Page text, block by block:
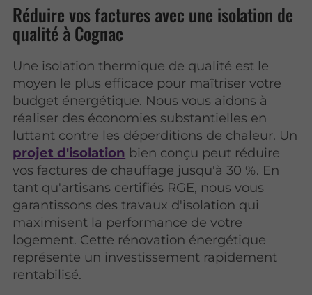
Réduire vos factures avec une isolation de
qualité à Cognac
Une isolation thermique de qualité est le
moyen le plus efficace pour maîtriser votre
budget énergétique. Nous vous aidons à
réaliser des économies substantielles en
luttant contre les déperditions de chaleur. Un
projet d'isolation bien conçu peut réduire
vos factures de chauffage jusqu'à 30 %. En
tant qu'artisans certifiés RGE, nous vous
garantissons des travaux d'isolation qui
maximisent la performance de votre
logement. Cette rénovation énergétique
représente un investissement rapidement
rentabilisé.